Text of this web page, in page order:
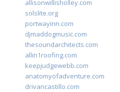
allisonwillisholley.com
solslite.org
portwayinn.com
djmaddogmusic.com
thesoundarchitects.com
allin1roofing.com
keepjudgewebb.com
anatomyofadventure.com
drivancastillo.com